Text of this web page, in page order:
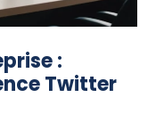
:
Twitter